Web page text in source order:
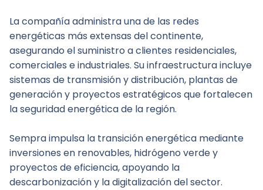
La compañía administra una de las redes
energéticas más extensas del continente,
asegurando el suministro a clientes residenciales,
comerciales e industriales. Su infraestructura incluye
sistemas de transmisión y distribución, plantas de
generación y proyectos estratégicos que fortalecen
la seguridad energética de la región.
Sempra impulsa la transición energética mediante
inversiones en renovables, hidrógeno verde y
proyectos de eficiencia, apoyando la
descarbonización y la digitalización del sector.